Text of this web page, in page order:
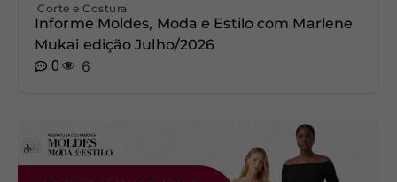
Corte e Costura
Informe Moldes, Moda e Estilo com Marlene
Mukai edição Julho/2026
0
6